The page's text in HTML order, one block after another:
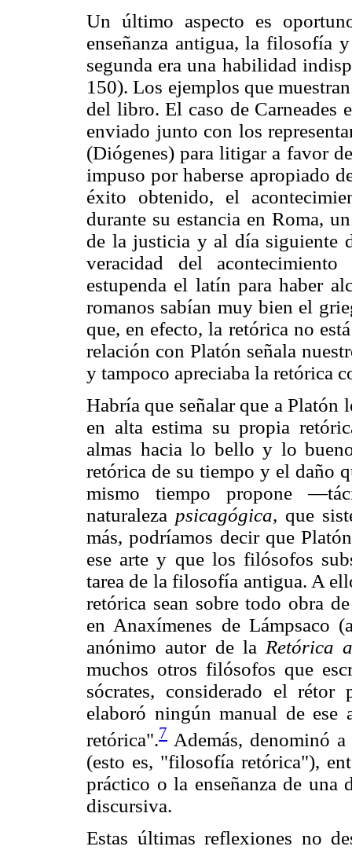
Un último aspecto es
enseñanza antigua, la filosofía
segunda era una habilidad
150). Los ejemplos que
del libro. El caso de Carneades
enviado junto con los
(Diógenes) para litigar a favor
impuso por haberse apropiado
éxito obtenido, el
durante su estancia en Roma,
de la justicia y al día siguiente
veracidad del
estupenda el latín para haber
romanos sabían muy bien el
que, en efecto, la retórica no
relación con Platón señala
y tampoco apreciaba la retórica
Habría que señalar que a Platón
en alta estima su propia
almas hacia lo bello y lo
retórica de su tiempo y el daño
mismo tiempo propone
naturaleza psicagógica, que
más, podríamos decir que
ese arte y que los filósofos
tarea de la filosofía antigua. A
retórica sean sobre todo obra
en Anaxímenes de Lámpsaco
anónimo autor de la Retórica
muchos otros filósofos que
sócrates, considerado el
elaboró ningún manual de ese
retórica".7 Además, denominó
(esto es, "filosofía retórica"),
práctico o la enseñanza de una
discursiva.
Estas últimas reflexiones no